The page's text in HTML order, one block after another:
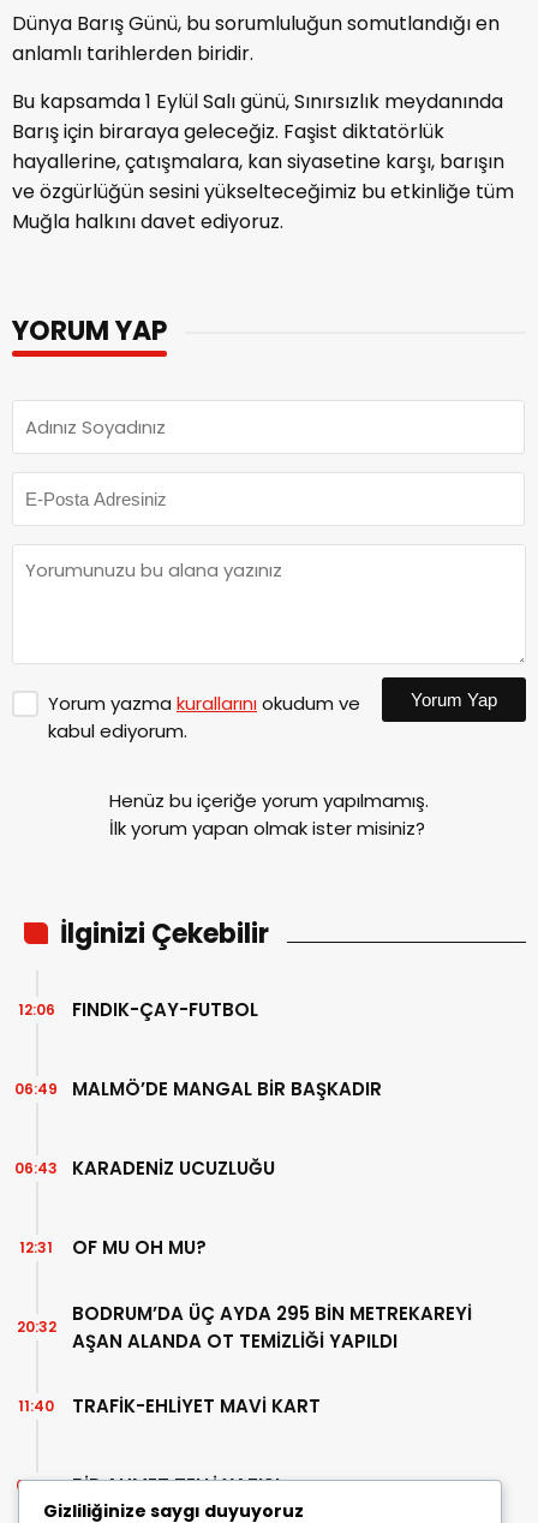
Dünya Barış Günü, bu sorumluluğun somutlandığı en
anlamlı tarihlerden biridir.
Bu kapsamda 1 Eylül Salı günü, Sınırsızlık meydanında
Barış için biraraya geleceğiz. Faşist diktatörlük
hayallerine, çatışmalara, kan siyasetine karşı, barışın
ve özgürlüğün sesini yükselteceğimiz bu etkinliğe tüm
Muğla halkını davet ediyoruz.
YORUM YAP
Yorum yazma kurallarınıokudum ve
kabul ediyorum.
Yorum Yap
Henüz bu içeriğe yorum yapılmamış.
İlk yorum yapan olmak ister misiniz?
İlginizi Çekebilir
FINDIK-ÇAY-FUTBOL
12:06
MALMÖ’DE MANGAL BİR BAŞKADIR
06:49
KARADENİZ UCUZLUĞU
06:43
OF MU OH MU?
12:31
BODRUM’DA ÜÇ AYDA 295 BİN METREKAREYİ
AŞAN ALANDA OT TEMİZLİĞİ YAPILDI
20:32
TRAFİK-EHLİYET MAVİ KART
11:40
BİR AHMET TELLİ YAZISI
07:30
Gizliliğinize saygı duyuyoruz